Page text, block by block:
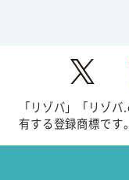
「リゾバ」「リゾ
有する登録商標です。